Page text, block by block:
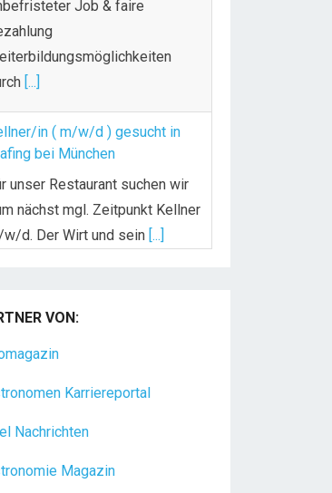
[...]
in ( m/w/d ) gesucht in
bei München
unser Restaurant suchen wir
w/d. Der Wirt und sein[...]
de Rang (m/w/d) gesucht –
Chef de Rang
w/d) Du bist Gastgeber aus
VON:
Karriereportal
Nachrichten
Magazin